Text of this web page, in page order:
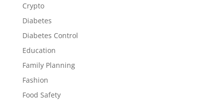
Crypto
Diabetes
Diabetes Control
Education
Family Planning
Fashion
Food Safety